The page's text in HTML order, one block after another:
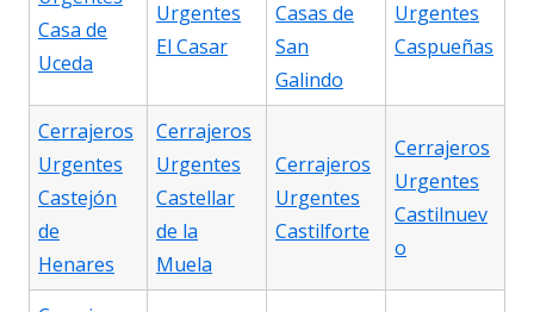
Casa de
Uceda
Urgentes
El Casar
Casas de
San
Galindo
Urgentes
Caspueñas
Cerrajeros
Urgentes
Castejón
de
Henares
Cerrajeros
Urgentes
Castellar
de la
Muela
Cerrajeros
Urgentes
Castilforte
Cerrajeros
Urgentes
Castilnuev
o